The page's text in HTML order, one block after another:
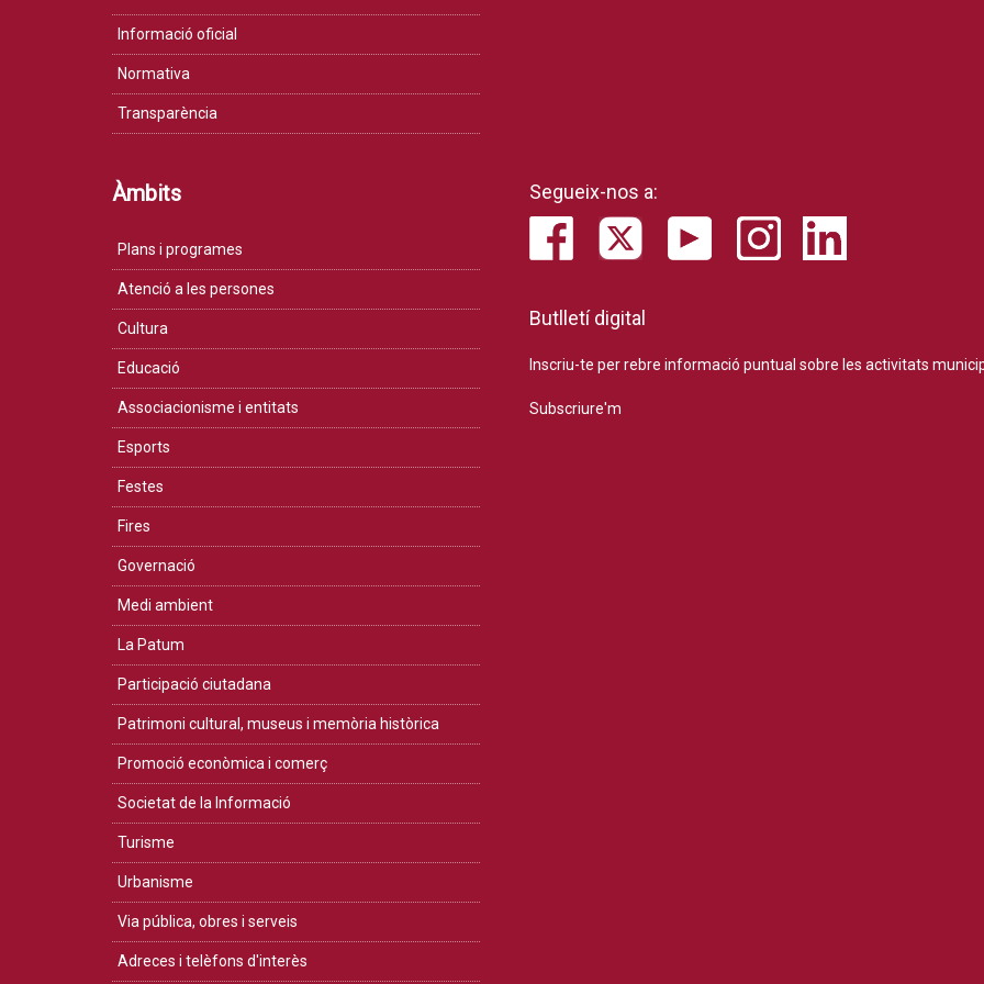
Informació oficial
Normativa
Transparència
Àmbits
Plans i programes
Atenció a les persones
Cultura
Educació
Associacionisme i entitats
Esports
Festes
Fires
Governació
Medi ambient
La Patum
Participació ciutadana
Patrimoni cultural, museus i memòria històrica
Promoció econòmica i comerç
Societat de la Informació
Turisme
Urbanisme
Via pública, obres i serveis
Adreces i telèfons d'interès
Segueix-nos a:
Butlletí digital
Inscriu-te per rebre informació puntual sobre les activitats
Subscriure'm